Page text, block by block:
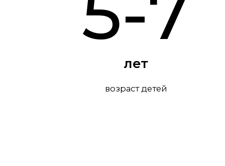
2 раза
в неделю